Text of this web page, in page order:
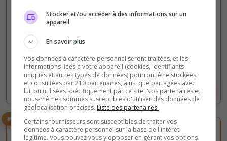
0
votes
19
clics
128 Slots
Voir le serveur Voter
#3
Stocker et/ou accéder à des informations sur un
appareil
En savoir plus
Vos données à caractère personnel seront traitées, et les
informations liées à votre appareil (cookies, identifiants
uniques et autres types de données) pourront être stockées
et consultées par 210 partenaires, ainsi que partagées avec
lui, ou utilisées spécifiquement par ce site. Nos partenaires et
nous-mêmes sommes susceptibles d'utiliser des données de
géolocalisation précises. Liste des partenaires.
Certains fournisseurs sont susceptibles de traiter vos
données à caractère personnel sur la base de l'intérêt
légitime. Vous pouvez vous y opposer en gérant vos options